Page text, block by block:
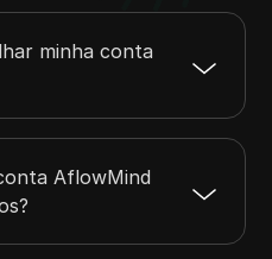
minha conta
AflowMind